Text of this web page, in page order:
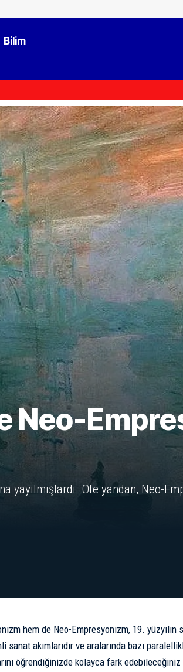
Bilim
Neo-
yayılmışlardı. Öte yandan, Neo-
hem de Neo-Empresyonizm, 19.
sanat akımlarıdır ve aralarında bazı
öğrendiğinizde kolayca fark